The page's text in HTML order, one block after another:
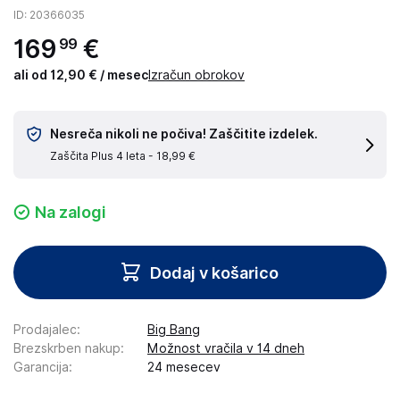
ID: 20366035
169 99 €
ali od 12,90 € / mesec Izračun obrokov
Nesreča nikoli ne počiva! Zaščitite izdelek.
Zaščita Plus 4 leta - 18,99 €
Na zalogi
Dodaj v košarico
Prodajalec:
Big Bang
Brezskrben nakup:
Možnost vračila v 14 dneh
Garancija: 24 mesecev